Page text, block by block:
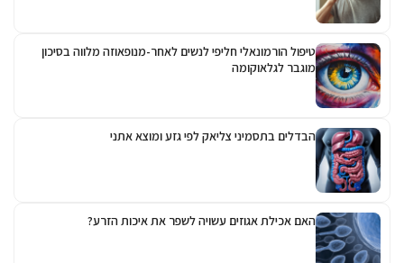
טיפול הורמונאלי חליפי לנשים לאחר-מנופאוזה מלווה בסיכון
מוגבר לגלאוקומה
הבדלים בתסמיני צליאק לפי גזע ומוצא אתני
האם אכילת אגוזים עשויה לשפר את איכות הזרע?